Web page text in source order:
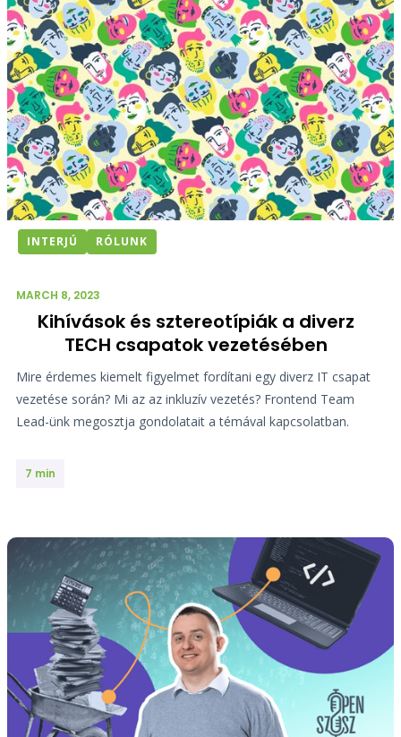
INTERJÚ RÓLUNK
MARCH 8, 2023
Kihívások és sztereotípiák a diverz
TECH csapatok vezetésében
Mire érdemes kiemelt figyelmet fordítani egy diverz IT csapat
vezetése során? Mi az az inkluzív vezetés? Frontend Team
Lead-ünk megosztja gondolatait a témával kapcsolatban.
7 min